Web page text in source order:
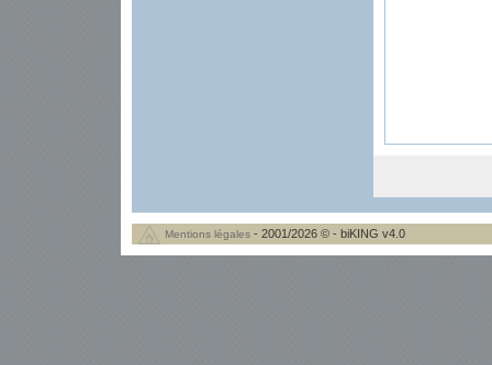
Mentions légales - 2001/2026 © - biKING v4.0